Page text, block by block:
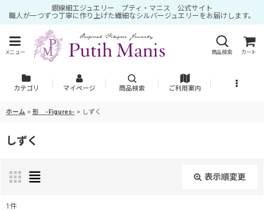
銀線細工ジュエリー プティ・マニス 公式サイト
職人が一つずつ丁寧に作り上げた繊細なシルバージュエリーをお届けします。
メニュー 商品検索 カート
カテゴリ マイページ 商品検索 ご利用案内
ホーム > 形 -Figures- > しずく
しずく
表示順変更
1 件